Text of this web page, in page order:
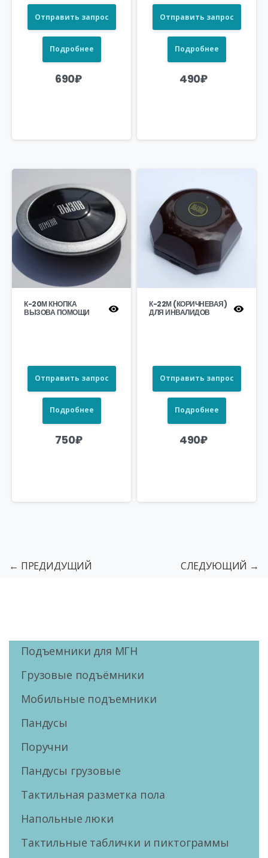
Отправить запрос
Подробнее
690₽
Отправить запрос
Подробнее
490₽
К-20М КНОПКА
ВЫЗОВА ПОМОЩИ
Отправить запрос
Подробнее
750₽
К-22М (КОРИЧНЕВАЯ)
ДЛЯ ИНВАЛИДОВ
Отправить запрос
Подробнее
490₽
← ПРЕДИДУЩИЙ СЛЕДУЮЩИЙ →
Подъемники для МГН
Грузовые подъёмники
Мобильные подъемники
Пандусы
Поручни
Пандусы грузовые
Тактильная разметка пола
Напольные люки
Тактильные таблички и пиктограммы